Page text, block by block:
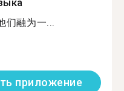
们融为一...
приложение